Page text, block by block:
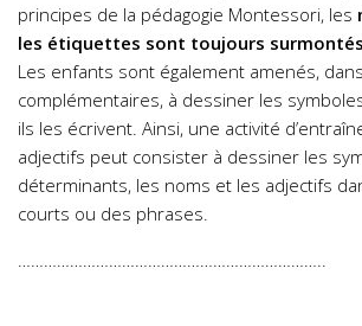
principes de la pédagogie Montessori, les
les étiquettes sont toujours
Les enfants sont également amenés,
complémentaires, à dessiner les
ils les écrivent. Ainsi, une activité
adjectifs peut consister à dessiner les
déterminants, les noms et les adjectifs
courts ou des phrases.
……………………………………………………………..